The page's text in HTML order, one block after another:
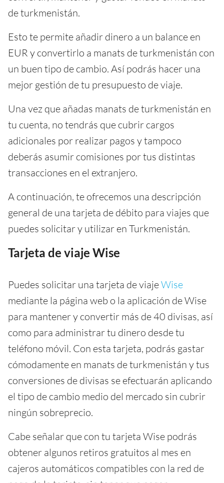
de turkmenistán.
Esto te permite añadir dinero a un balance en
EUR y convertirlo a manats de turkmenistán con
un buen tipo de cambio. Así podrás hacer una
mejor gestión de tu presupuesto de viaje.
Una vez que añadas manats de turkmenistán en
tu cuenta, no tendrás que cubrir cargos
adicionales por realizar pagos y tampoco
deberás asumir comisiones por tus distintas
transacciones en el extranjero.
A continuación, te ofrecemos una descripción
general de una tarjeta de débito para viajes que
puedes solicitar y utilizar en Turkmenistán.
Tarjeta de viaje Wise
Puedes solicitar una tarjeta de viajeWise
mediante la página web o la aplicación de Wise
para mantener y convertir más de 40 divisas, así
como para administrar tu dinero desde tu
teléfono móvil. Con esta tarjeta, podrás gastar
cómodamente en manats de turkmenistán y tus
conversiones de divisas se efectuarán aplicando
el tipo de cambio medio del mercado sin cubrir
ningún sobreprecio.
Cabe señalar que con tu tarjeta Wise podrás
obtener algunos retiros gratuitos al mes en
cajeros automáticos compatibles con la red de